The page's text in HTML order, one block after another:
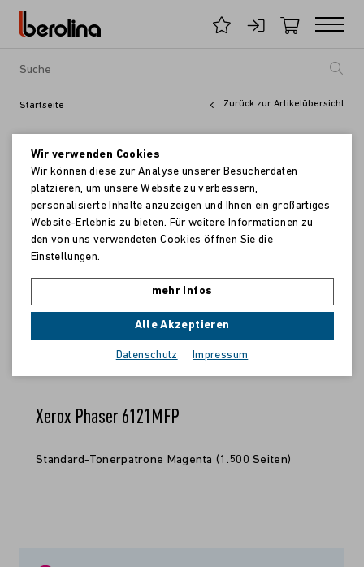
Startseite Zurück zur Artikelübersicht
Xerox Phaser 6121MFP
Standard-Tonerpatrone Magenta (1.500 Seiten)
Wir verwenden Cookies
Wir können diese zur Analyse unserer Besucherdaten
platzieren, um unsere Website zu verbessern,
personalisierte Inhalte anzuzeigen und Ihnen ein großartiges
Website-Erlebnis zu bieten. Für weitere Informationen zu
den von uns verwendeten Cookies öffnen Sie die
Einstellungen.
mehr Infos
Alle Akzeptieren
Datenschutz Impressum